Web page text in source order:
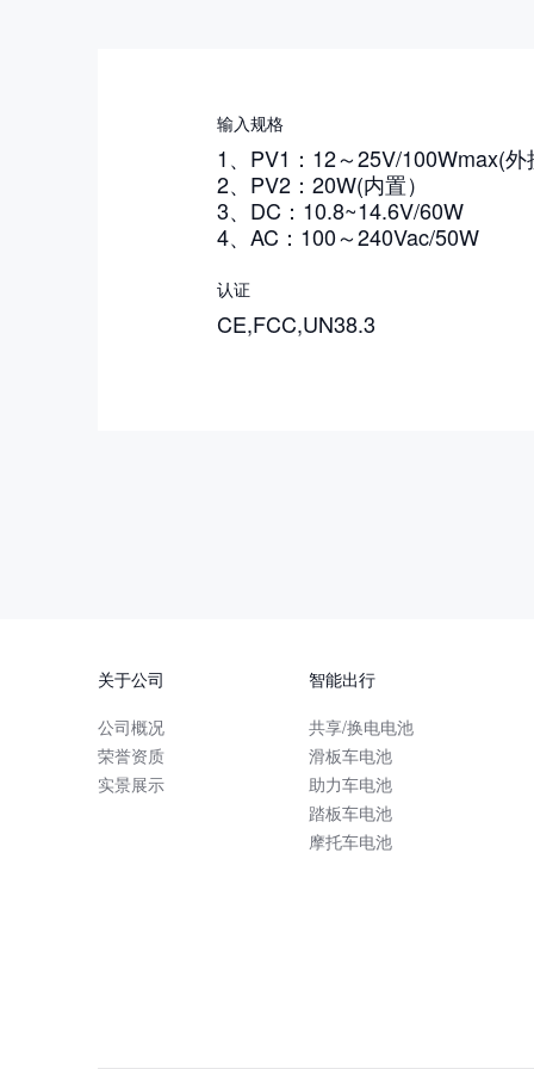
输入规格
1、PV1：12～25V/100Wmax(外
2、PV2：20W(内置）
3、DC：10.8~14.6V/60W
4、AC：100～240Vac/50W
认证
CE,FCC,UN38.3
关于公司
公司概况
荣誉资质
实景展示
智能出行
共享/换电电池
滑板车电池
助力车电池
踏板车电池
摩托车电池